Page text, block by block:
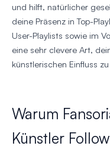
und hilft, natürlicher
deine Präsenz in Top-
User-Playlists sowie im
eine sehr clevere Art,
künstlerischen Einfluss
Warum
Künstler